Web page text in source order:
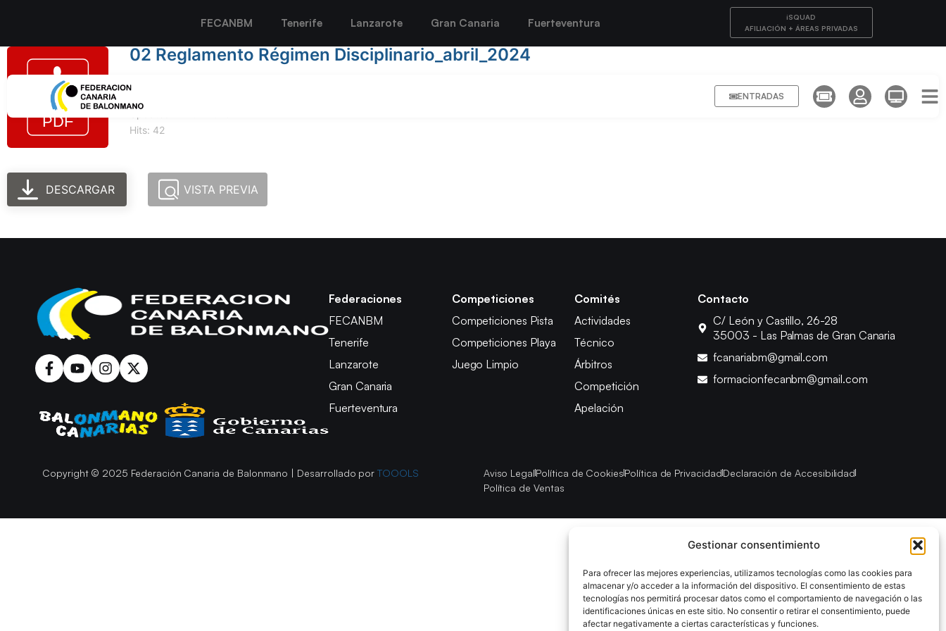
Gestionar consentimiento
Para ofrecer las mejores experiencias, utilizamos tecnologías como las cookies para
almacenar y/o acceder a la información del dispositivo. El consentimiento de estas
tecnologías nos permitirá procesar datos como el comportamiento de navegación o las
identificaciones únicas en este sitio. No consentir o retirar el consentimiento, puede
afectar negativamente a ciertas características y funciones.
FECANBM Tenerife Lanzarote Gran Canaria Fuerteventura
iSQUAD
AFILIACIÓN + ÁREAS PRIVADAS
ENTRADAS
02 Reglamento Régimen Disciplinario_abril_2024
Hits: 42
DESCARGAR VISTA PREVIA
Federaciones
FECANBM
Tenerife
Lanzarote
Gran Canaria
Fuerteventura
Competiciones
Competiciones Pista
Competiciones Playa
Juego Limpio
Comités
Actividades
Técnico
Árbitros
Competición
Apelación
Contacto
C/ León y Castillo, 26-28
35003 - Las Palmas de Gran Canaria
fcanariabm@gmail.com
formacionfecanbm@gmail.com
Copyright © 2025 Federación Canaria de Balonmano | Desarrollado porTOOOLS Aviso LegalPolítica de CookiesPolítica de PrivacidadDeclaración de Accesibilidad
Política de Ventas